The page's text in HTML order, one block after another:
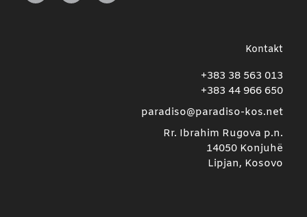
Kontakt
+383 38 563 013
+383 44 966 650
paradiso@paradiso-kos.net
Rr. Ibrahim Rugova p.n.
14050 Konjuhë
Lipjan, Kosovo